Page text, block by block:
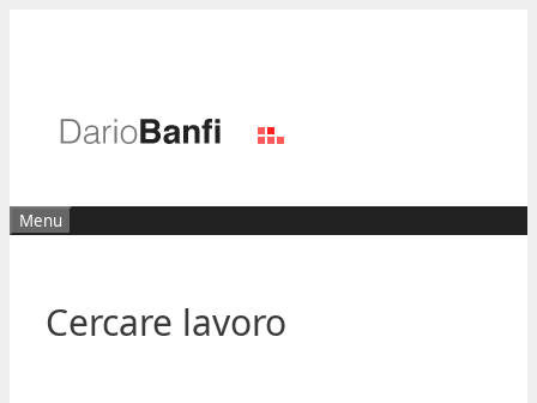
Menu
Cercare lavoro